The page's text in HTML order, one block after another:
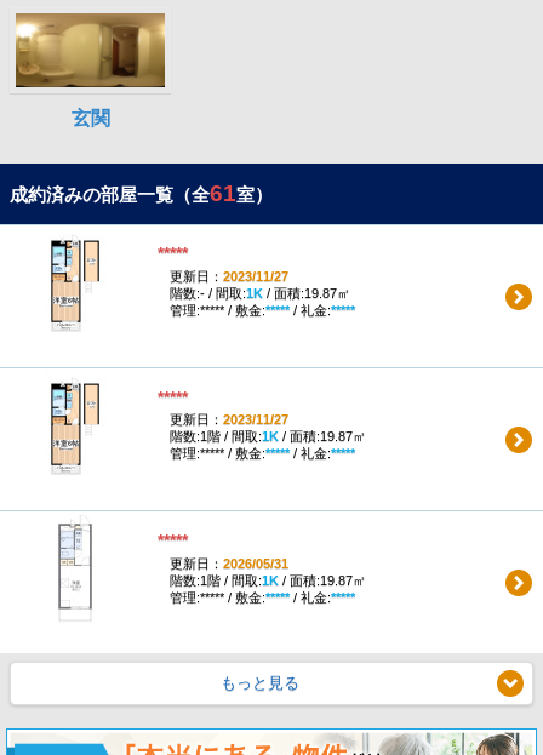
成約済みの部屋一覧（全61室）
*****
更新日： 2023/11/27
階数:- / 間取:1K/ 面積:19.87㎡
管理:***** / 敷金:*****/ 礼金:*****
*****
更新日： 2023/11/27
階数:1階 / 間取:1K/ 面積:19.87㎡
管理:***** / 敷金:*****/ 礼金:*****
*****
更新日： 2026/05/31
階数:1階 / 間取:1K/ 面積:19.87㎡
管理:***** / 敷金:*****/ 礼金:*****
もっと見る